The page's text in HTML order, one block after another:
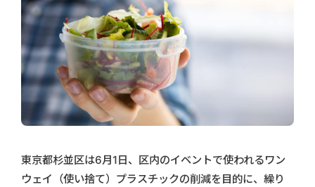
東京都杉並区は6月1日、区内のイベントで使われるワン
ウェイ（使い捨て）プラスチックの削減を目的に、繰り